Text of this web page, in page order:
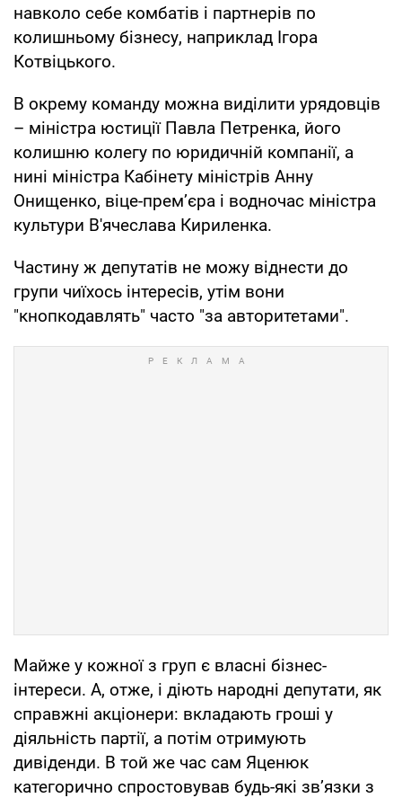
навколо себе комбатів і партнерів по
колишньому бізнесу, наприклад Ігора
Котвіцького.
В окрему команду можна виділити урядовців
– міністра юстиції Павла Петренка, його
колишню колегу по юридичній компанії, а
нині міністра Кабінету міністрів Анну
Онищенко, віце-прем’єра і водночас міністра
культури В'ячеслава Кириленка.
Частину ж депутатів не можу віднести до
групи чиїхось інтересів, утім вони
"кнопкодавлять" часто "за авторитетами".
Майже у кожної з груп є власні бізнес-
інтереси. А, отже, і діють народні депутати, як
справжні акціонери: вкладають гроші у
діяльність партії, а потім отримують
дивіденди. В той же час сам Яценюк
категорично спростовував будь-які зв’язки з